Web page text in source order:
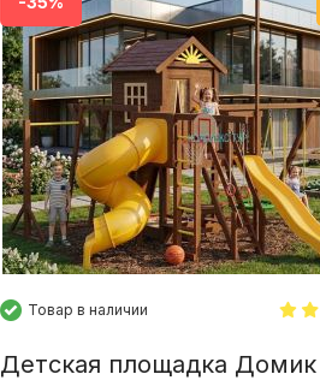
Товар в наличии
Детская площадка Домик